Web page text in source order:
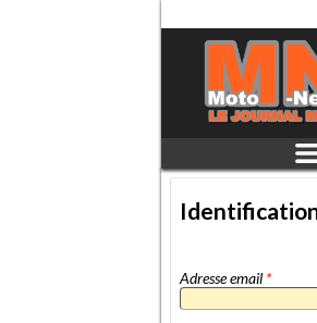
Adresse email *